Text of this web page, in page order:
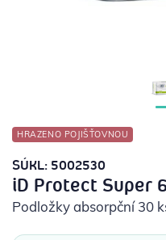
OCHRANNÉ POMŮCKY
HRAZENO POJIŠŤOVNOU
SÚKL: 5002530
iD Protect Super
Podložky absorpční 30